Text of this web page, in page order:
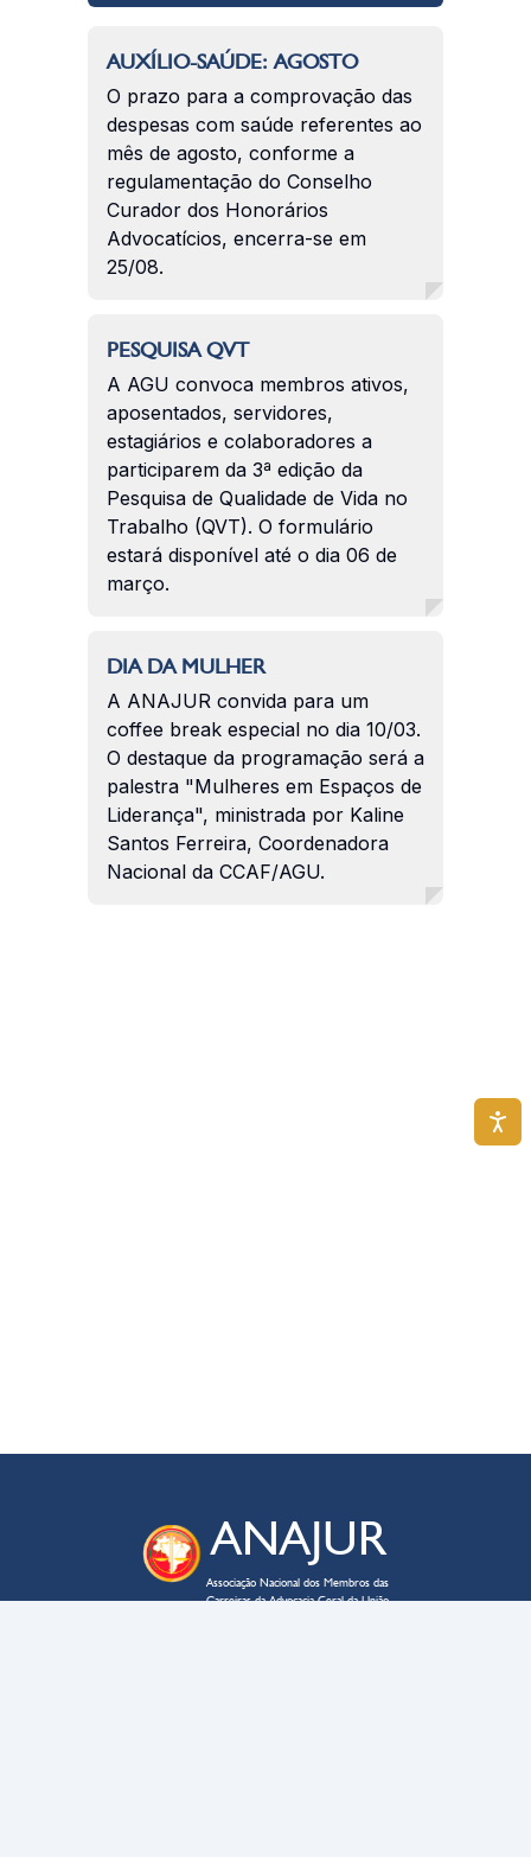
AUXÍLIO-SAÚDE: AGOSTO
O prazo para a comprovação das
despesas com saúde referentes ao
mês de agosto, conforme a
regulamentação do Conselho
Curador dos Honorários
Advocatícios, encerra-se em
25/08.
PESQUISA QVT
A AGU convoca membros ativos,
aposentados, servidores,
estagiários e colaboradores a
participarem da 3ª edição da
Pesquisa de Qualidade de Vida no
Trabalho (QVT). O formulário
estará disponível até o dia 06 de
março.
DIA DA MULHER
A ANAJUR convida para um
coffee break especial no dia 10/03.
O destaque da programação será a
palestra "Mulheres em Espaços de
Liderança", ministrada por Kaline
Santos Ferreira, Coordenadora
Nacional da CCAF/AGU.
ANAJUR
Associação Nacional dos Membros das
Carreiras da Advocacia-Geral da União